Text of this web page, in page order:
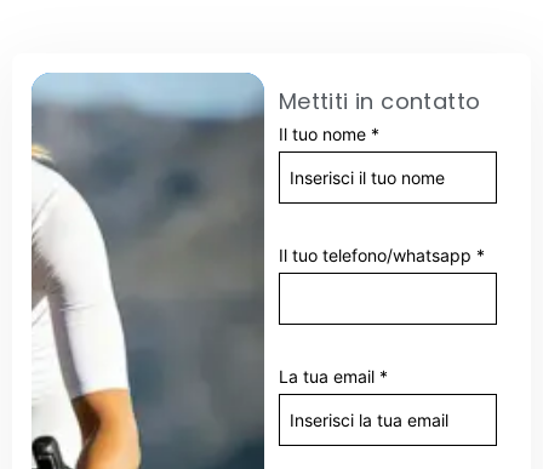
Mettiti in contatto
Il tuo nome *
Il tuo telefono/whatsapp *
La tua email *